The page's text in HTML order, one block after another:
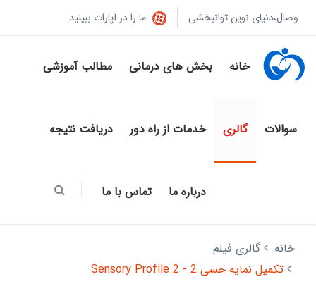
وصال،دنیای نوین توانبخشی ما را در آپارات ببینید
خانه بخش های درمانی مطالب آموزشی
سوالات گالری خدمات از راه دور دریافت نتیجه
درباره ما تماس با ما
خانه
گالری فیلم
تکمیل نمایه حسی 2 - Sensory Profile 2